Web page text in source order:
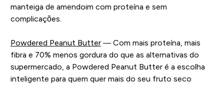
manteiga de amendoim com proteína e sem
complicações.
Powdered Peanut Butter— Com mais proteína, mais
fibra e 70% menos gordura do que as alternativas do
supermercado, a Powdered Peanut Butter é a escolha
inteligente para quem quer mais do seu fruto seco